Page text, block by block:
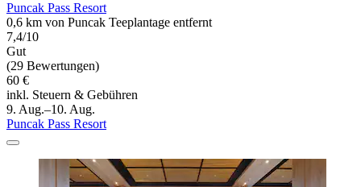
Puncak Pass Resort
0,6 km von Puncak Teeplantage entfernt
7,4/10
Gut
(29 Bewertungen)
60 €
inkl. Steuern & Gebühren
9. Aug.–10. Aug.
Puncak Pass Resort